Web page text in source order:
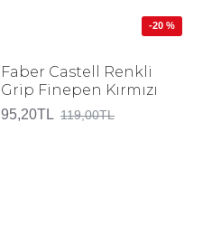
-20 %
Faber Castell Renkli
Grip Finepen Kırmızı
95,20TL 119,00TL